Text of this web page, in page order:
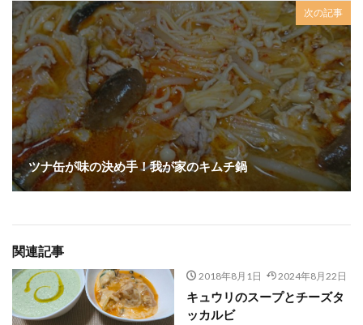
次の記事
ツナ缶が味の決め手！我が家のキムチ鍋
関連記事
2018年8月1日 2024年8月22日
キュウリのスープとチーズタ
ッカルビ